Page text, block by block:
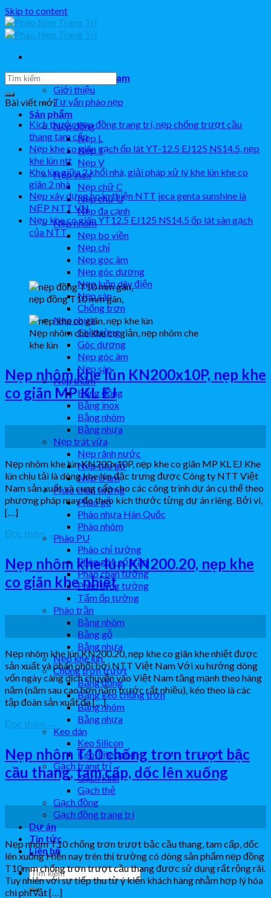
Skip to content
Công ty NTT Việt Nam
Giới thiệu
Tư vấn phào nẹp
Sản phẩm
Nẹp đồng
Nẹp L
Nẹp T
Nẹp V
Nẹp inox
Nẹp chữ C
Nẹp chữ U
Nẹp đa cạnh
Nẹp nhôm
Nẹp bo viền
Nẹp chỉ
Nẹp góc âm
Nẹp góc dương
Nẹp luồn dây điện
Nẹp sàn
Chống trơn
Nẹp nhựa
Chỉ tường
Góc dương
Nẹp góc âm
Nẹp sàn
Nẹp thảm
Bằng đồng
Bằng inox
Bằng nhôm
Bằng nhựa
Nẹp trát vữa
Nẹp rãnh nước
Nẹp tạo gờ
Nẹp U âm
Phào chân tường
Phào gỗ
Phào nhựa Hàn Quốc
Phào nhôm
Phào PU
Phào chỉ tường
Phào góc cổ trần
Phào chân tường
Phào lưng tường
Tấm ốp tường
Phào trần
Bằng nhôm
Bằng gỗ
Bằng nhựa
Nẹp khe lún
Chống trơn trượt
Bằng đồng
Bằng keo chống trơn
Bằng nhôm
Bằng nhựa
Keo dán
Keo Silicon
Keo Titebond
Gạch trang trí
Gạch kính
Gạch thẻ
Gạch đồng
Gạch đồng trang trí
Dự án
Tin tức
Liên hệ
Bài viết mới
Kích thước nẹp đồng trang trí, nẹp chống trượt cầu
thang tam cấp
Nẹp khe co giãn gạch ốp lát YT-12.5 EJ125 NS14.5, nẹp
khe lún ntt
Khe lún giữa 2 khối nhà, giải pháp xử lý khe lún khe co
giãn 2 nhà
Nẹp xây dựng hoàn thiện NTT jeca genta sunshine là
NẸP NTT VN
Nẹp khe co giãn YT12.5 EJ125 NS14.5 ốp lát sàn gạch
của NTT
nẹp đồng T10 mm gân,
Nẹp nhôm che khe co giản, nẹp nhôm che
khe lún
Nẹp nhôm khe lún KN200x10P, nẹp khe
co giãn MP KL EJ
Nẹp nhôm khe lún KN200x10P, nẹp khe co giãn MP KL EJ Khe
lún chịu tải là dòng khe lún đặc trưng được Công ty NTT Việt
Nam sản xuất và cung cấp cho các công trình dự án cụ thể theo
phương pháp may đo theo kích thước từng dự án riêng. Bởi vì,
[…]
Đọc thêm →
Nẹp nhôm khe lún KN200.20, nẹp khe
co giãn khe nhiệt
Nẹp nhôm khe lún KN200.20, nẹp khe co giãn khe nhiệt được
sản xuất và phân phối bởi NTT Việt Nam Với xu hướng dòng
vốn ngày càng dịch chuyển vào Việt Nam tăng mạnh theo hàng
năm (năm sau cao hơn năm trước rất nhiều), kéo theo là các
tập đoàn sản xuất đa […]
Đọc thêm →
Nẹp nhôm T10 chống trơn trượt bậc
cầu thang, tam cấp, dốc lên xuống
Nẹp nhôm T10 chống trơn trượt bậc cầu thang, tam cấp, dốc
lên xuống Hiện nay trên thị trường có dòng sản phẩm nẹp đồng
T10mm chống trơn trượt cầu thang được sử dụng rất rộng rãi.
Tuy nhiên với sự tiếp thu từ ý kiến khách hàng nhằm hợp lý hóa
chi phí vật […]